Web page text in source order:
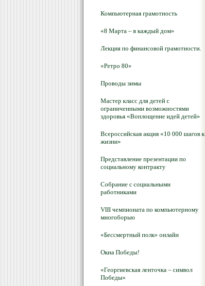
Компьютерная грамотность
«8 Марта – в каждый дом»
Лекция по финансовой грамотности.
«Ретро 80»
Проводы зимы
Мастер класс для детей с
ограниченными возможностями
здоровья «Воплощение идей детей»
Всероссийская акция «10 000 шагов к
жизни»
Представление презентации по
социальному контракту
Собрание с социальными
работниками
VIII чемпионата по компьютерному
многоборью
«Бессмертный полк» онлайн
Окна Победы!
«Георгиевская ленточка – символ
Победы»